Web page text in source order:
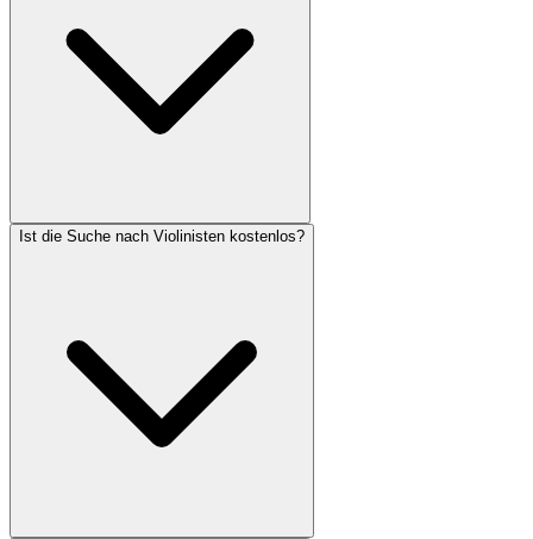
Ist die Suche nach Violinisten kostenlos?